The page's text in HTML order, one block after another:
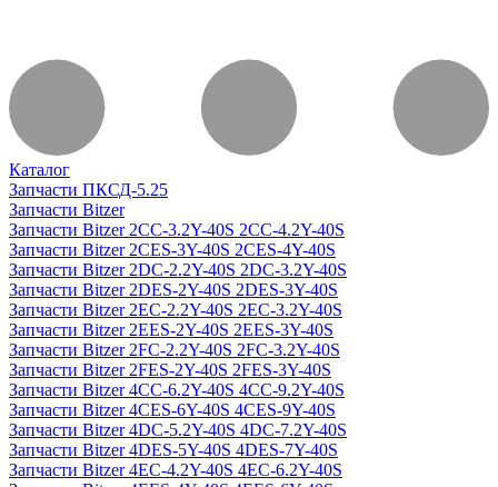
Каталог
Запчасти ПКСД-5.25
Запчасти Bitzer
Запчасти Bitzer 2CC-3.2Y-40S 2CC-4.2Y-40S
Запчасти Bitzer 2CES-3Y-40S 2CES-4Y-40S
Запчасти Bitzer 2DC-2.2Y-40S 2DC-3.2Y-40S
Запчасти Bitzer 2DES-2Y-40S 2DES-3Y-40S
Запчасти Bitzer 2EC-2.2Y-40S 2EC-3.2Y-40S
Запчасти Bitzer 2EES-2Y-40S 2EES-3Y-40S
Запчасти Bitzer 2FC-2.2Y-40S 2FC-3.2Y-40S
Запчасти Bitzer 2FES-2Y-40S 2FES-3Y-40S
Запчасти Bitzer 4CC-6.2Y-40S 4CC-9.2Y-40S
Запчасти Bitzer 4CES-6Y-40S 4CES-9Y-40S
Запчасти Bitzer 4DC-5.2Y-40S 4DC-7.2Y-40S
Запчасти Bitzer 4DES-5Y-40S 4DES-7Y-40S
Запчасти Bitzer 4EC-4.2Y-40S 4EC-6.2Y-40S